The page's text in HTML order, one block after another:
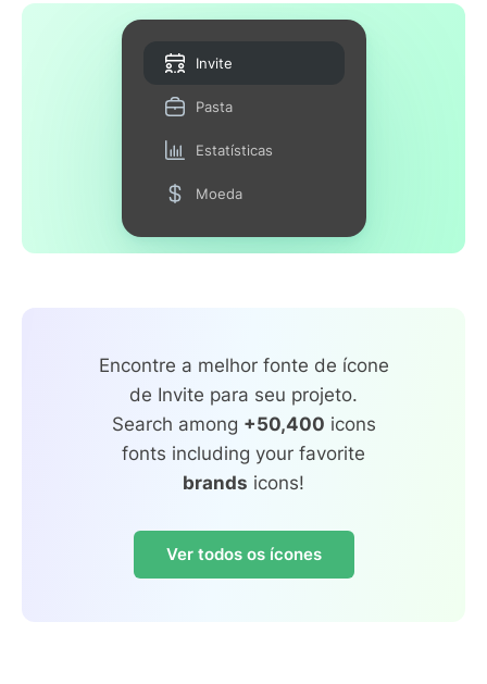
Invite
Pasta
Estatísticas
Moeda
Encontre a melhor fonte de ícone
de Invite para seu projeto.
Search among +50,400 icons
fonts including your favorite
brands icons!
Ver todos os ícones